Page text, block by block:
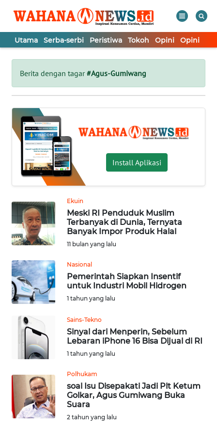
Utama Serba-serbi Peristiwa Tokoh Opini Opini
Berita dengan tagar#Agus-Gumiwang
Install Aplikasi
Ekuin
Meski RI Penduduk Muslim
Terbanyak di Dunia, Ternyata
Banyak Impor Produk Halal
11 bulan yang lalu
Nasional
Pemerintah Siapkan Insentif
untuk Industri Mobil Hidrogen
1 tahun yang lalu
Sains-Tekno
Sinyal dari Menperin, Sebelum
Lebaran iPhone 16 Bisa Dijual di RI
1 tahun yang lalu
Polhukam
soal Isu Disepakati Jadi Plt Ketum
Golkar, Agus Gumiwang Buka
Suara
2 tahun yang lalu
Tutup
UTAMA
SERBA-
SERBI
PERISTIWA
TOKOH
OPINI
OPINI
Informasi
INDEKS
BERITA
KONTAK
INFO
TENTANG
KAMI